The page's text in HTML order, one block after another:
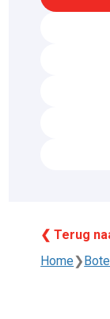
❮ Terug
Home❯